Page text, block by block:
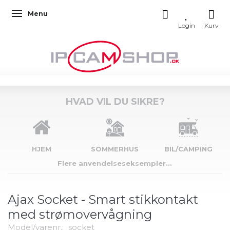
Skifte navigation
Menu
HVAD VIL DU SIKRE?
HJEM SOMMERHUS
BIL/CAMPING
Flere anvendelseseksempler...
Ajax Socket - Smart stikkontakt
med strømovervågning
Model/varenr.: socket